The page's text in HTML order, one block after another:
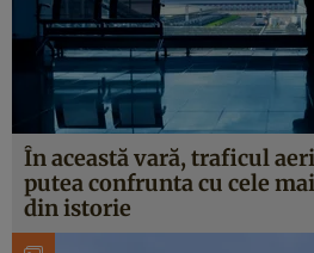
În această vară, traficul
putea confrunta cu cele
din istorie